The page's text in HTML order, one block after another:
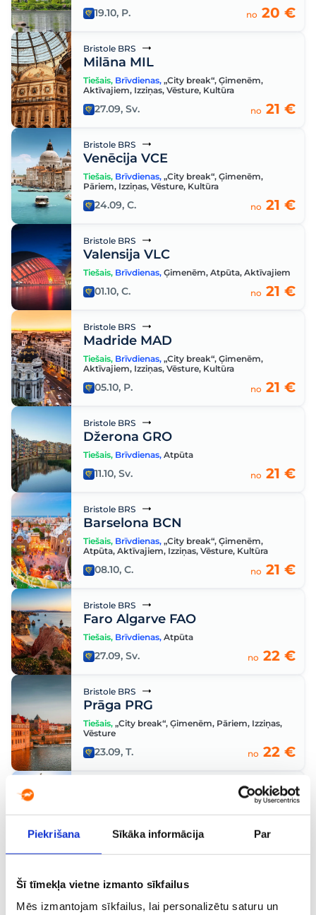
Piekrišana Sīkāka informācija Par
Šī tīmekļa vietne izmanto sīkfailus
Mēs izmantojam sīkfailus, lai personalizētu saturu un
19.10, P. no 20 €
Bristole BRS
Milāna MIL
Tiešais, Brīvdienas, „City break“, Ģimenēm,
Aktīvajiem, Izziņas, Vēsture, Kultūra
27.09, Sv. no 21 €
Bristole BRS
Venēcija VCE
Tiešais, Brīvdienas, „City break“, Ģimenēm,
Pāriem, Izziņas, Vēsture, Kultūra
24.09, C. no 21 €
Bristole BRS
Valensija VLC
Tiešais, Brīvdienas, Ģimenēm, Atpūta, Aktīvajiem
01.10, C. no 21 €
Bristole BRS
Madride MAD
Tiešais, Brīvdienas, „City break“, Ģimenēm,
Aktīvajiem, Izziņas, Vēsture, Kultūra
05.10, P. no 21 €
Bristole BRS
Džerona GRO
Tiešais, Brīvdienas, Atpūta
11.10, Sv. no 21 €
Bristole BRS
Barselona BCN
Tiešais, Brīvdienas, „City break“, Ģimenēm,
Atpūta, Aktīvajiem, Izziņas, Vēsture, Kultūra
08.10, C. no 21 €
Bristole BRS
Faro Algarve FAO
Tiešais, Brīvdienas, Atpūta
27.09, Sv. no 22 €
Bristole BRS
Prāga PRG
Tiešais, „City break“, Ģimenēm, Pāriem, Izziņas,
Vēsture
23.09, T. no 22 €
15.09, O. no 22 €
Bari BRI
Tiešais,Brīvdienas „City break“,Atpūta